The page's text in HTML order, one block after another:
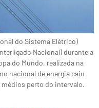
do Sistema Elétrico)
Nacional) durante a
do Mundo, realizada na
nacional de energia caiu
médios perto do intervalo.